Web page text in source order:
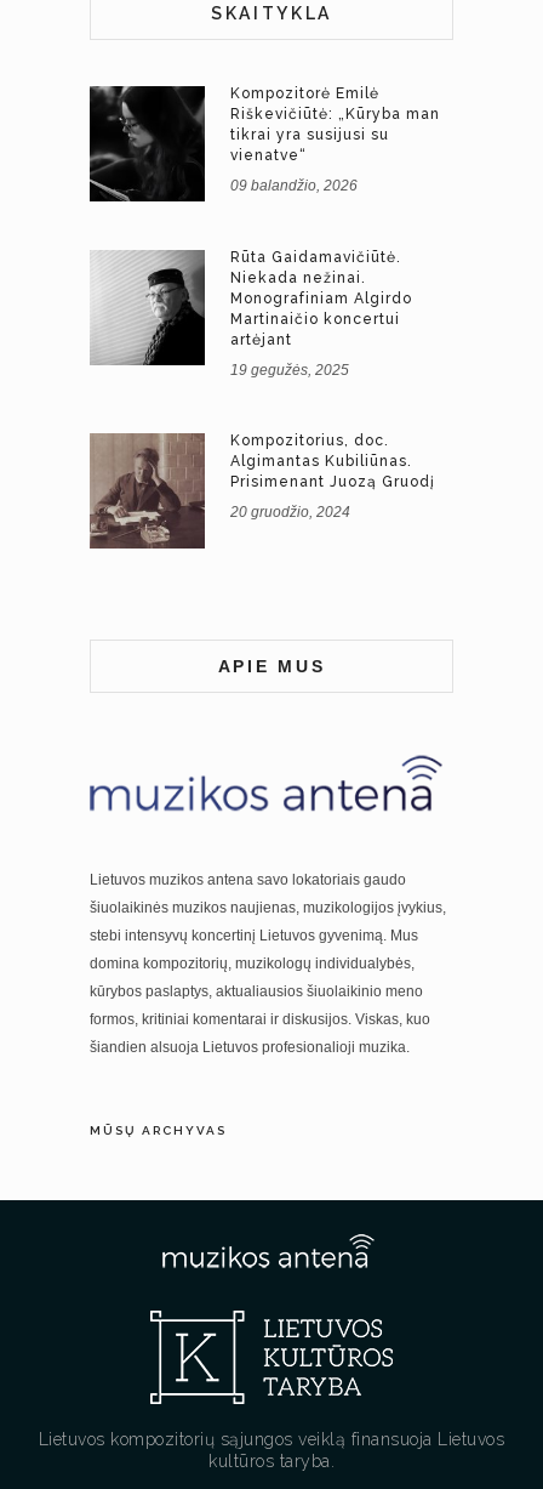
SKAITYKLA
Kompozitorė Emilė
Riškevičiūtė: „Kūryba man
tikrai yra susijusi su
vienatve“
09 balandžio, 2026
Rūta Gaidamavičiūtė.
Niekada nežinai.
Monografiniam Algirdo
Martinaičio koncertui
artėjant
19 gegužės, 2025
Kompozitorius, doc.
Algimantas Kubiliūnas.
Prisimenant Juozą Gruodį
20 gruodžio, 2024
APIE MUS
Lietuvos muzikos antena savo lokatoriais gaudo
šiuolaikinės muzikos naujienas, muzikologijos įvykius,
stebi intensyvų koncertinį Lietuvos gyvenimą. Mus
domina kompozitorių, muzikologų individualybės,
kūrybos paslaptys, aktualiausios šiuolaikinio meno
formos, kritiniai komentarai ir diskusijos. Viskas, kuo
šiandien alsuoja Lietuvos profesionalioji muzika.
MŪSŲ ARCHYVAS
Lietuvos kompozitorių sąjungos veiklą finansuoja Lietuvos
kultūros taryba.